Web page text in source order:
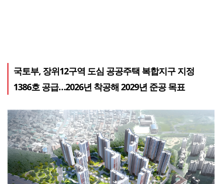
국토부, 장위12구역 도심 공공주택 복합지구 지정
1386호 공급…2026년 착공해 2029년 준공 목표